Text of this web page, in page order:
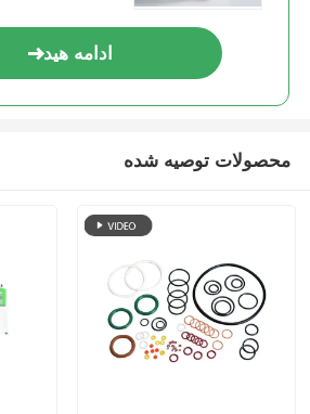
ادامه هید
محصولات توصیه شده